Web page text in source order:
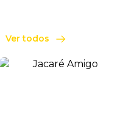
Ver todos